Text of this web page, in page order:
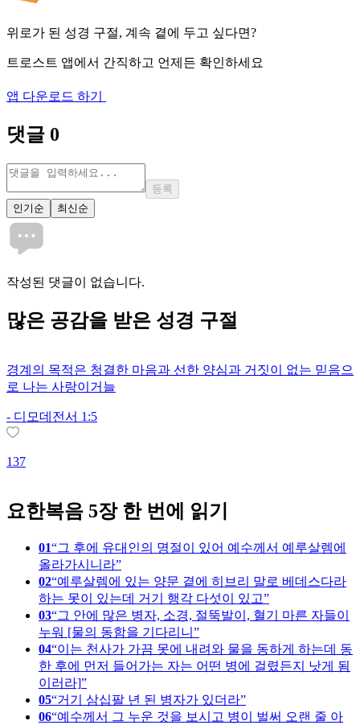
위로가 된 성경 구절, 계속 곁에 두고 싶다면?
트로스트 앱에서 간직하고 언제든 확인하세요
앱 다운로드 하기
댓글 0
등록
인기순
최신순
작성된 댓글이 없습니다.
많은 공감을 받은 성경 구절
경계의 목적은 청결한 마음과 선한 양심과 거짓이 없는 믿음으
로 나는 사랑이거늘
- 디모데전서 1:5
137
요한복음 5장 한 번에 읽기
01
그 후에 유대인의 명절이 있어 예수께서 예루살렘에
올라가시니라
02 예루살렘에 있는 양문 곁에 히브리 말로 베데스다라
하는 못이 있는데 거기 행각 다섯이 있고
03 그 안에 많은 병자, 소경, 절뚝발이, 혈기 마른 자들이
누워 [물의 동함을 기다리니
04 이는 천사가 가끔 못에 내려와 물을 동하게 하는데 동
한 후에 먼저 들어가는 자는 어떤 병에 걸렸든지 낫게 됨
이러라]
05 거기 삼십팔 년 된 병자가 있더라
06 예수께서 그 누운 것을 보시고 병이 벌써 오랜 줄 아